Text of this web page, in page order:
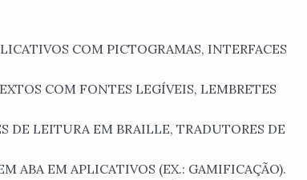
COM PICTOGRAMAS, INTERFACES
COM FONTES LEGÍVEIS, LEMBRETES
DE LEITURA EM BRAILLE, TRADUTORES DE
ABA EM APLICATIVOS (EX.: GAMIFICAÇÃO).